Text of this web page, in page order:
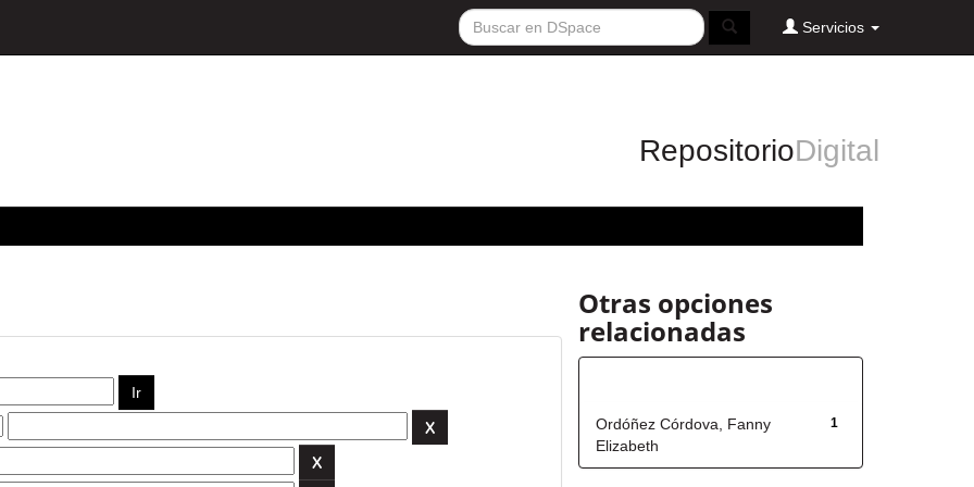
Servicios
RepositorioDigital
Otras opciones
relacionadas
1
Ordóñez Córdova, Fanny
Elizabeth